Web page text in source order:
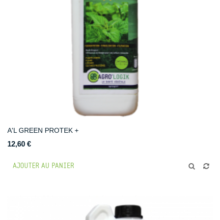
A'L GREEN PROTEK +
12,60 €
AJOUTER AU PANIER